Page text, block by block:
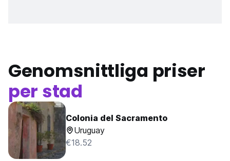
Genomsnittliga priser
per stad
Colonia del Sacramento
Uruguay
€18.52